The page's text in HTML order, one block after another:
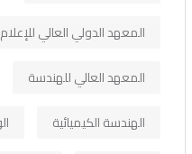
المعهد الدولي العالي للإعلام
المعهد العالي للهندسة
الهندسة الكيميائية